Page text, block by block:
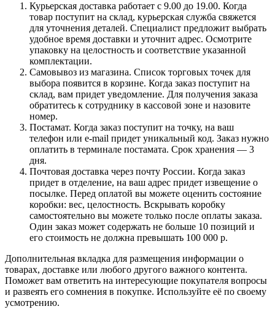
Курьерская доставка работает с 9.00 до 19.00. Когда
товар поступит на склад, курьерская служба свяжется
для уточнения деталей. Специалист предложит выбрать
удобное время доставки и уточнит адрес. Осмотрите
упаковку на целостность и соответствие указанной
комплектации.
Самовывоз из магазина. Список торговых точек для
выбора появится в корзине. Когда заказ поступит на
склад, вам придет уведомление. Для получения заказа
обратитесь к сотруднику в кассовой зоне и назовите
номер.
Постамат. Когда заказ поступит на точку, на ваш
телефон или e-mail придет уникальный код. Заказ нужно
оплатить в терминале постамата. Срок хранения — 3
дня.
Почтовая доставка через почту России. Когда заказ
придет в отделение, на ваш адрес придет извещение о
посылке. Перед оплатой вы можете оценить состояние
коробки: вес, целостность. Вскрывать коробку
самостоятельно вы можете только после оплаты заказа.
Один заказ может содержать не больше 10 позиций и
его стоимость не должна превышать 100 000 р.
Дополнительная вкладка для размещения информации о
товарах, доставке или любого другого важного контента.
Поможет вам ответить на интересующие покупателя вопросы
и развеять его сомнения в покупке. Используйте её по своему
усмотрению.